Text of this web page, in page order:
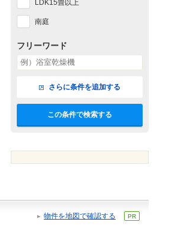
LDK15畳以上
南庭
フリーワード
さらに条件を追加する
この条件で検索する
物件を地図で確認する PR